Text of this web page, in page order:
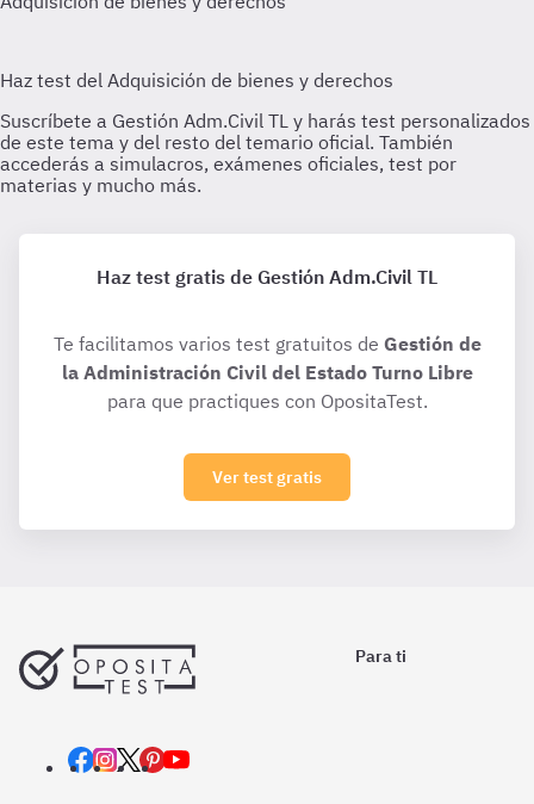
Haz test gratis de Gestión Adm.Civil TL
Te facilitamos varios test gratuitos de Gestión de
la Administración Civil del Estado Turno Libre
para que practiques con OpositaTest.
Ver test gratis
Para ti